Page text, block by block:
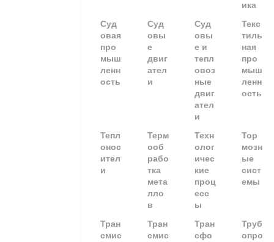
ика
Суд
овая
про
мыш
ленн
ость
Суд
овы
е
двиг
ател
и
Суд
овы
е и
тепл
овоз
ные
двиг
ател
и
Текс
тиль
ная
про
мыш
ленн
ость
Тепл
онос
ител
и
Терм
ооб
рабо
тка
мета
лло
в
Техн
олог
ичес
кие
проц
есс
ы
Тор
мозн
ые
сист
емы
Тран
смис
Тран
смис
Тран
сфо
Труб
опро